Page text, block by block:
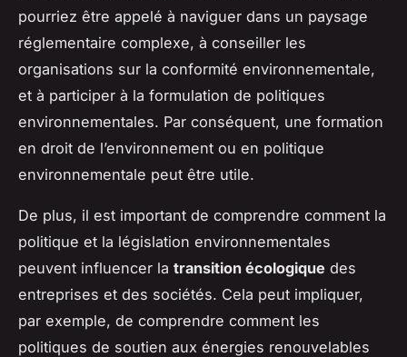
pourriez être appelé à naviguer dans un paysage
réglementaire complexe, à conseiller les
organisations sur la conformité environnementale,
et à participer à la formulation de politiques
environnementales. Par conséquent, une formation
en droit de l’environnement ou en politique
environnementale peut être utile.
De plus, il est important de comprendre comment la
politique et la législation environnementales
peuvent influencer la transition écologique des
entreprises et des sociétés. Cela peut impliquer,
par exemple, de comprendre comment les
politiques de soutien aux énergies renouvelables